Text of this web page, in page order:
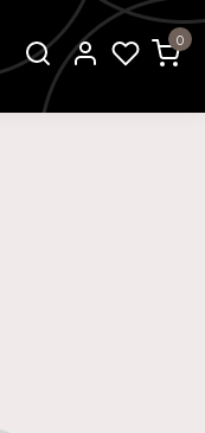
0